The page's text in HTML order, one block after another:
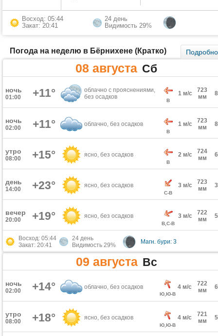
Восход: 05:44
Закат: 20:41
24 день
Видимость 29%
Погода на неделю в Бёрнихене (Кратко) Подробно
08 августа Сб
ночь
01:00 +11°
облачно с прояснениями,
без осадков
В
1 м/с
723
мм
ночь
02:00 +11° облачно, без осадков
В
1 м/с
723
мм
утро
08:00 +15° ясно, без осадков
В
2 м/с
724
мм
день
14:00 +23° ясно, без осадков
С-В
3 м/с
723
мм
вечер
20:00 +19° ясно, без осадков
В,С-В
3 м/с
722
мм
Восход: 05:44
Закат: 20:41
24 день
Видимость 29%
Магн. бури: 3
09 августа Вс
ночь
02:00 +14° облачно, без осадков
Ю,Ю-В
4 м/с
722
мм
утро
08:00 +18° ясно, без осадков
Ю,Ю-В
4 м/с
721
мм